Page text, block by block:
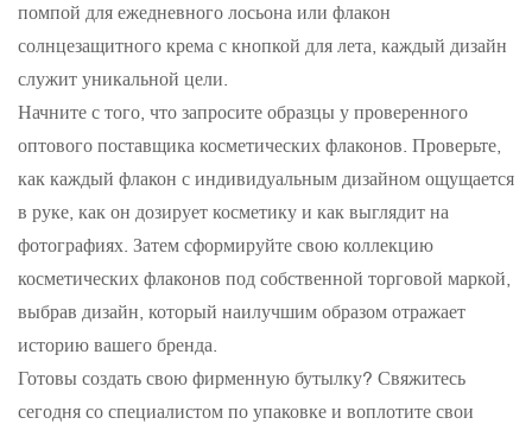
помпой для ежедневного лосьона или флакон
солнцезащитного крема с кнопкой для лета, каждый дизайн
служит уникальной цели.
Начните с того, что запросите образцы у проверенного
оптового поставщика косметических флаконов. Проверьте,
как каждый флакон с индивидуальным дизайном ощущается
в руке, как он дозирует косметику и как выглядит на
фотографиях. Затем сформируйте свою коллекцию
косметических флаконов под собственной торговой маркой,
выбрав дизайн, который наилучшим образом отражает
историю вашего бренда.
Готовы создать свою фирменную бутылку? Свяжитесь
сегодня со специалистом по упаковке и воплотите свои